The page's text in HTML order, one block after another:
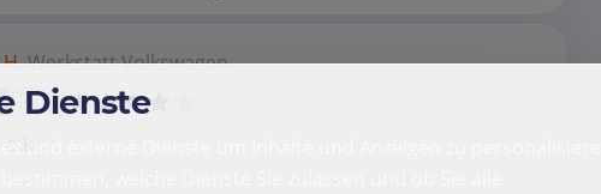
WerkstattVolkswagen
Dienste
und externe Dienste um Inhalte und Anzeigen zu personalisieren